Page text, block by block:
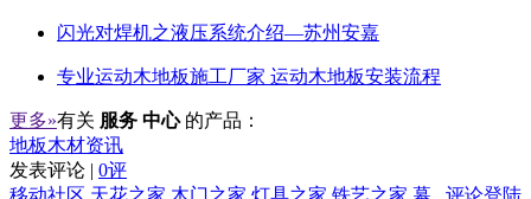
闪光对焊机之液压系统介绍—苏州安嘉
专业运动木地板施工厂家 运动木地板安装流程
更多»有关 服务 中心 的产品：
地板木材资讯
发表评论 | 0评
评论登陆
移动社区 天花之家 木门之家 灯具之家 铁艺之家 幕